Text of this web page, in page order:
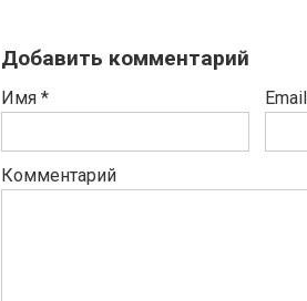
Добавить комментарий
Имя * Email
Комментарий